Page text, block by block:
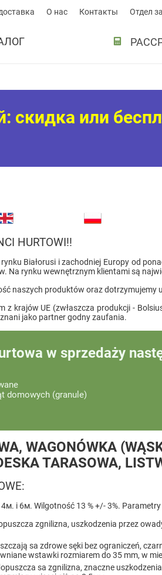
О нас Контакты Отдел
скидка или
HURTOWI!!
Białorusi i zachodniej Europy od
rynku wewnętrznym klientami są
naszych produktów oraz dotrzymujemy
z krajów UE (zwłaszcza produkcji -
jako partner godny zaufania.
w sprzedaży
domowych (granule)
WAGONÓWKA
TARASOWA,
i 6м. Wilgotność 13 % +/- 3%.
zgnilizna, uszkodzenia przez
sa zdrowe sęki bez ograniczeń,
wstawki rozmiarem do 35 mm, w
sa zgnilizna, znaczne